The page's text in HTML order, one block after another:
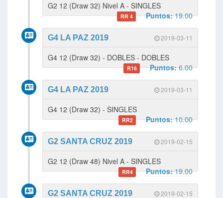
G2 12 (Draw 32) Nivel A - SINGLES
RR 4 Puntos:19.00
2019-03-11
G4 LA PAZ 2019
G4 12 (Draw 32) - DOBLES - DOBLES
R16 Puntos:6.00
2019-03-11
G4 LA PAZ 2019
G4 12 (Draw 32) - SINGLES
RR2 Puntos:10.00
2019-02-15
G2 SANTA CRUZ 2019
G2 12 (Draw 48) Nivel A - SINGLES
RR4 Puntos:19.00
2019-02-15
G2 SANTA CRUZ 2019